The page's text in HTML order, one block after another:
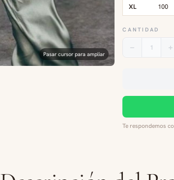
Pasar cursor para ampliar
XL 100
CANTIDAD
1
Te respondemos